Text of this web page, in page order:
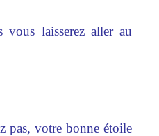
laisserez aller au
pas, votre bonne étoile